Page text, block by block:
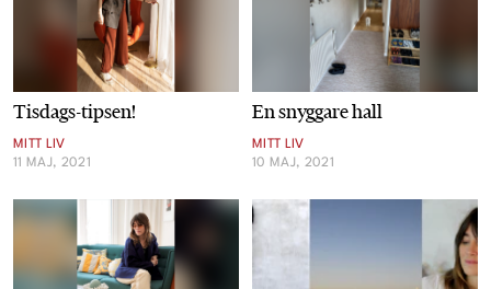
Tisdags-tipsen!
MITT LIV
11 MAJ, 2021
En snyggare hall
MITT LIV
10 MAJ, 2021